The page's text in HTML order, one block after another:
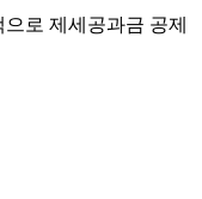
로 제세공과금 공제